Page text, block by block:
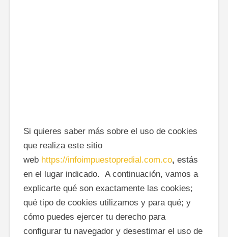
Si quieres saber más sobre el uso de cookies
que realiza este sitio
web https://infoimpuestopredial.com.co, estás
en el lugar indicado. A continuación, vamos a
explicarte qué son exactamente las cookies;
qué tipo de cookies utilizamos y para qué; y
cómo puedes ejercer tu derecho para
configurar tu navegador y desestimar el uso de